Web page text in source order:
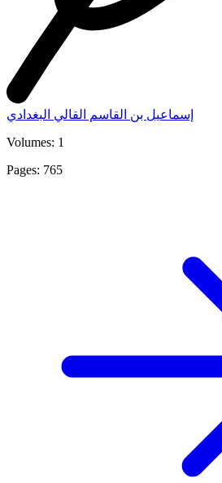
إسماعيل بن القاسم القالي البغدادي
Volumes: 1
Pages: 765